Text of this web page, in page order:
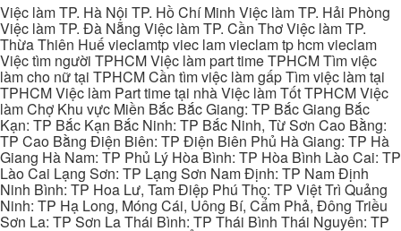
Việc làm TP. Hà Nội TP. Hồ Chí Minh Việc làm TP. Hải Phòng
Việc làm TP. Đà Nẵng Việc làm TP. Cần Thơ Việc làm TP.
Thừa Thiên Huế vieclamtp viec lam vieclam tp hcm vieclam
Việc tìm người TPHCM Việc làm part time TPHCM Tìm việc
làm cho nữ tại TPHCM Cần tìm việc làm gấp Tìm việc làm tại
TPHCM Việc làm Part time tại nhà Việc làm Tốt TPHCM Việc
làm Chợ Khu vực Miền Bắc Bắc Giang: TP Bắc Giang Bắc
Kạn: TP Bắc Kạn Bắc Ninh: TP Bắc Ninh, Từ Sơn Cao Bằng:
TP Cao Bằng Điện Biên: TP Điện Biên Phủ Hà Giang: TP Hà
Giang Hà Nam: TP Phủ Lý Hòa Bình: TP Hòa Bình Lào Cai: TP
Lào Cai Lạng Sơn: TP Lạng Sơn Nam Định: TP Nam Định
Ninh Bình: TP Hoa Lư, Tam Điệp Phú Thọ: TP Việt Trì Quảng
Ninh: TP Hạ Long, Móng Cái, Uông Bí, Cẩm Phả, Đông Triều
Sơn La: TP Sơn La Thái Bình: TP Thái Bình Thái Nguyên: TP